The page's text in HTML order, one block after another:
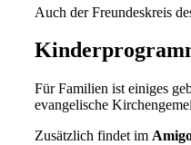
Auch der Freundeskreis
Für Familien ist einiges
evangelische
Zusätzlich findet im